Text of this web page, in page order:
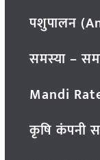
पशुपालन
समस्या –
Mandi
कृषि कंपनी